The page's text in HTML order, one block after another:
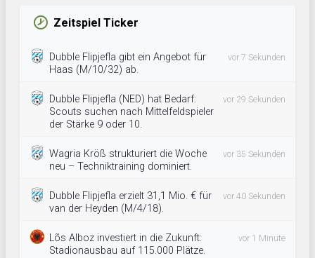
Zeitspiel Ticker
Dubble Flipjefla gibt ein Angebot für
Haas (M/10/32) ab.
vor 7 Sekunden
Dubble Flipjefla (NED) hat Bedarf:
Scouts suchen nach Mittelfeldspieler
der Stärke 9 oder 10.
vor 29 Sekunden
Wagria Kröß strukturiert die Woche
neu – Techniktraining dominiert.
vor 35 Sekunden
Dubble Flipjefla erzielt 31,1 Mio. € für
van der Heyden (M/4/18).
vor 40 Sekunden
Lõs Alboz investiert in die Zukunft:
Stadionausbau auf 115.000 Plätze.
vor 1 Minute